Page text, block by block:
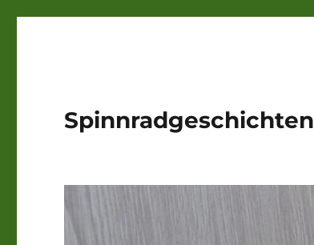
Spinnradgeschichten